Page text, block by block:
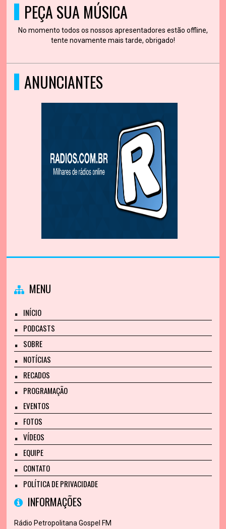
PEÇA SUA MÚSICA
No momento todos os nossos apresentadores estão offline,
tente novamente mais tarde, obrigado!
ANUNCIANTES
MENU
INÍCIO
PODCASTS
SOBRE
NOTÍCIAS
RECADOS
PROGRAMAÇÃO
EVENTOS
FOTOS
VÍDEOS
EQUIPE
CONTATO
POLÍTICA DE PRIVACIDADE
INFORMAÇÕES
Rádio Petropolitana Gospel FM